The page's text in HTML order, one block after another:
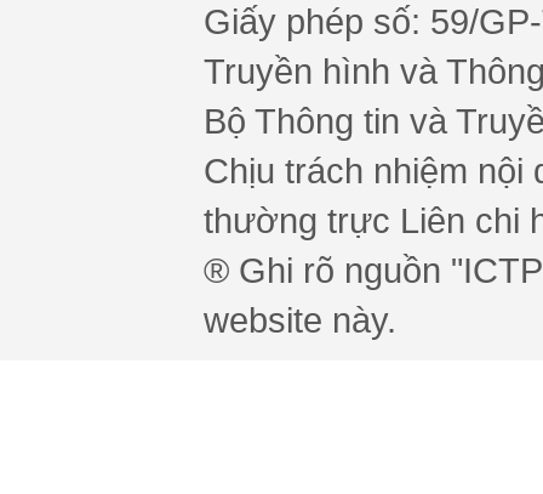
Giấy phép số: 59/
Truyền hình và
Bộ Thông tin và
Chịu trách nhiệm nội
thường trực Liên chi
® Ghi rõ nguồn
website này.